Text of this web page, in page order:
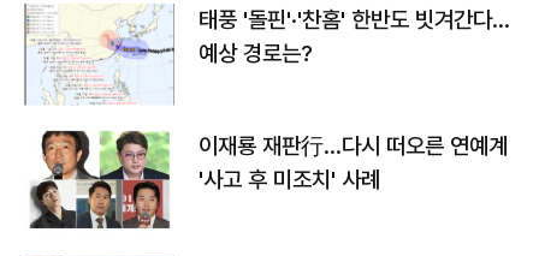
태풍 '돌핀'·'찬홈' 한반도 빗겨간다…
예상 경로는?
이재룡 재판行…다시 떠오른 연예계
'사고 후 미조치' 사례